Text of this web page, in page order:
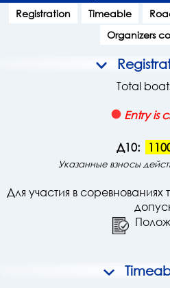
Registration Timeable
Organizers
Total
Entry is
Д10:
Указанные взносы
Для участия в